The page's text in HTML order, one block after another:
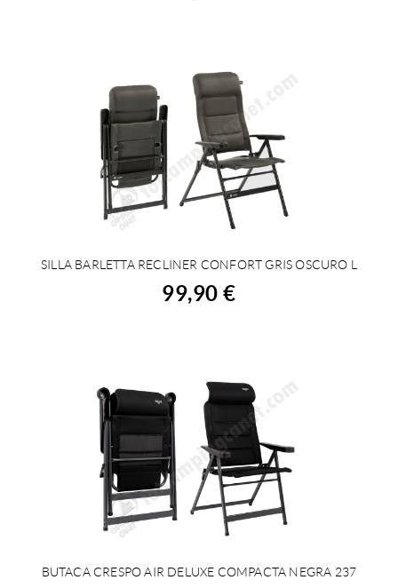
COMPRAR
SILLA BARLETTA RECLINER CONFORT GRIS OSCURO L
99,90 €
COMPRAR
BUTACA CRESPO AIR DELUXE COMPACTA NEGRA 237